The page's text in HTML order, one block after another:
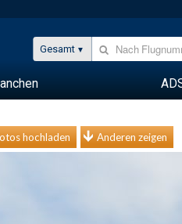
Gesamt
hochladen Anderen zeigen